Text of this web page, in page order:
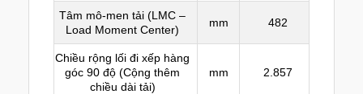
Tâm mô-men tải (LMC –
Load Moment Center)
mm 482
Chiều rộng lối đi xếp hàng
góc 90 độ (Cộng thêm
chiều dài tải)
mm 2.857